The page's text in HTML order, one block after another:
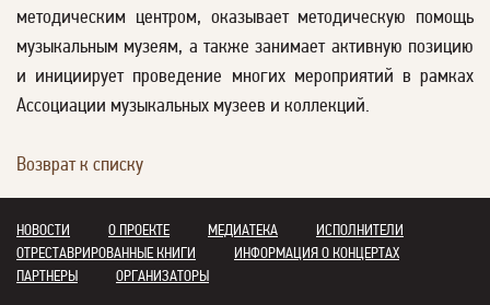
методическим центром, оказывает методическую помощь
музыкальным музеям, а также занимает активную позицию
и инициирует проведение многих мероприятий в рамках
Ассоциации музыкальных музеев и коллекций.
Возврат к списку
НОВОСТИ О ПРОЕКТЕ МЕДИАТЕКА
ИСПОЛНИТЕЛИ
ОТРЕСТАВРИРОВАННЫЕ КНИГИ
ИНФОРМАЦИЯ О КОНЦЕРТАХ
ПАРТНЕРЫ
ОРГАНИЗАТОРЫ